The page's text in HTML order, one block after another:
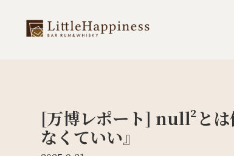
[万博レポート] null²とは
なくていい』